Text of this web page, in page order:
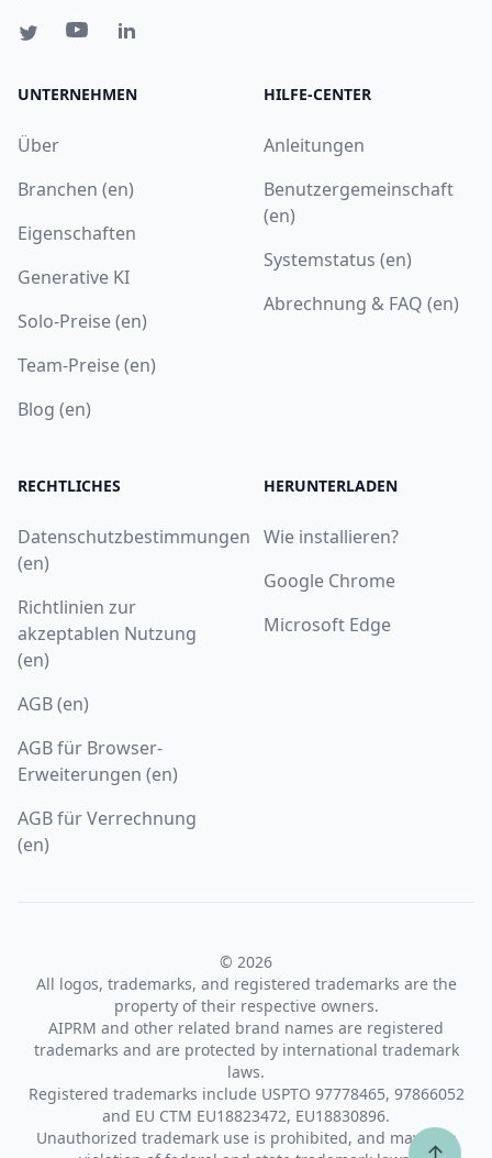
UNTERNEHMEN
Über
Branchen (en)
Eigenschaften
Generative KI
Solo-Preise (en)
Team-Preise (en)
Blog (en)
HILFE-CENTER
Anleitungen
Benutzergemeinschaft
(en)
Systemstatus (en)
Abrechnung & FAQ (en)
RECHTLICHES
Datenschutzbestimmungen
(en)
Richtlinien zur
akzeptablen Nutzung
(en)
AGB (en)
AGB für Browser-
Erweiterungen (en)
AGB für Verrechnung
(en)
HERUNTERLADEN
Wie installieren?
Google Chrome
Microsoft Edge
© 2026
All logos, trademarks, and registered trademarks are the
property of their respective owners.
AIPRM and other related brand names are registered
trademarks and are protected by international trademark
laws.
Registered trademarks include USPTO 97778465, 97866052
and EU CTM EU18823472, EU18830896.
Unauthorized trademark use is prohibited, and may be a